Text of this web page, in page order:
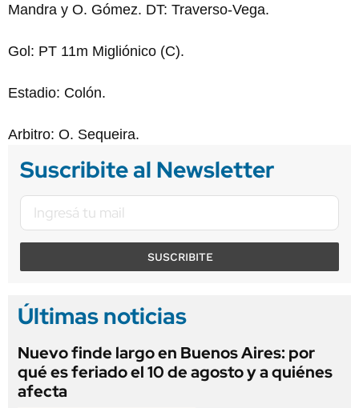
Mandra y O. Gómez. DT: Traverso-Vega.
Gol: PT 11m Migliónico (C).
Estadio: Colón.
Arbitro: O. Sequeira.
Suscribite al Newsletter
SUSCRIBITE
Últimas noticias
Nuevo finde largo en Buenos Aires: por
qué es feriado el 10 de agosto y a quiénes
afecta